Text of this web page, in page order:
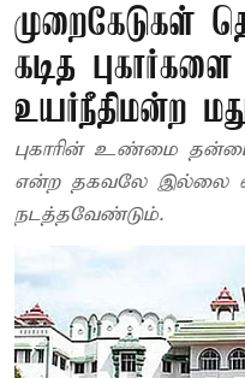
முறைகேடுகள்
கடித
உயர்நீதிமன்ற
புகாரின் உண்மை
என்ற தகவலே இல்லை
நடத்தவேண்டும்.